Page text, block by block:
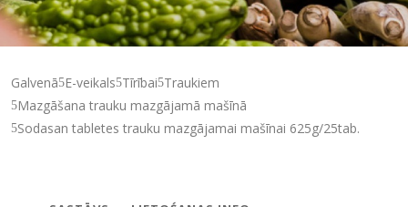
Galvenā E-veikals Tīrībai Traukiem
Mazgāšana trauku mazgājamā mašīnā
Sodasan tabletes trauku mazgājamai mašīnai 625g/25tab.